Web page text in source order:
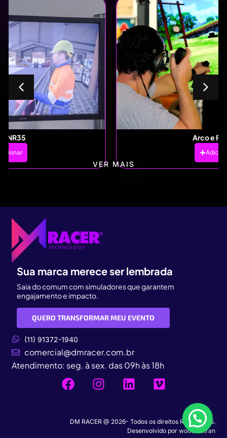
VER MAIS
Sua marca merece ser lembrada
Saia do comum com simuladores que garantem
engajamento e impacto.
QUERO TRANSFORMAR MEU EVENTO
(11) 91372-1940
comercial@dmracer.com.br
Atendimento: seg. à sex. das 09h às 18h
DM RACER @ 2026- Todos os direitos Reservados.
Desenvolvido por woodmutran